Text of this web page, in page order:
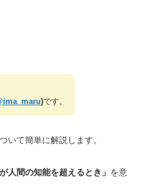
)です。
いて簡単に解説します。
が人間の知能を超えるとき」 を意